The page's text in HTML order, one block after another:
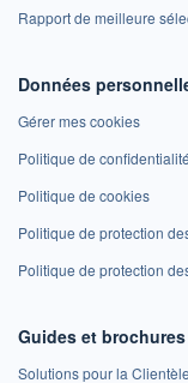
Rapport de meilleure
Données
Gérer mes cookies
Politique de confidentialité
Politique de cookies
Politique de protection
Politique de protection
Guides et brochures
Solutions pour la